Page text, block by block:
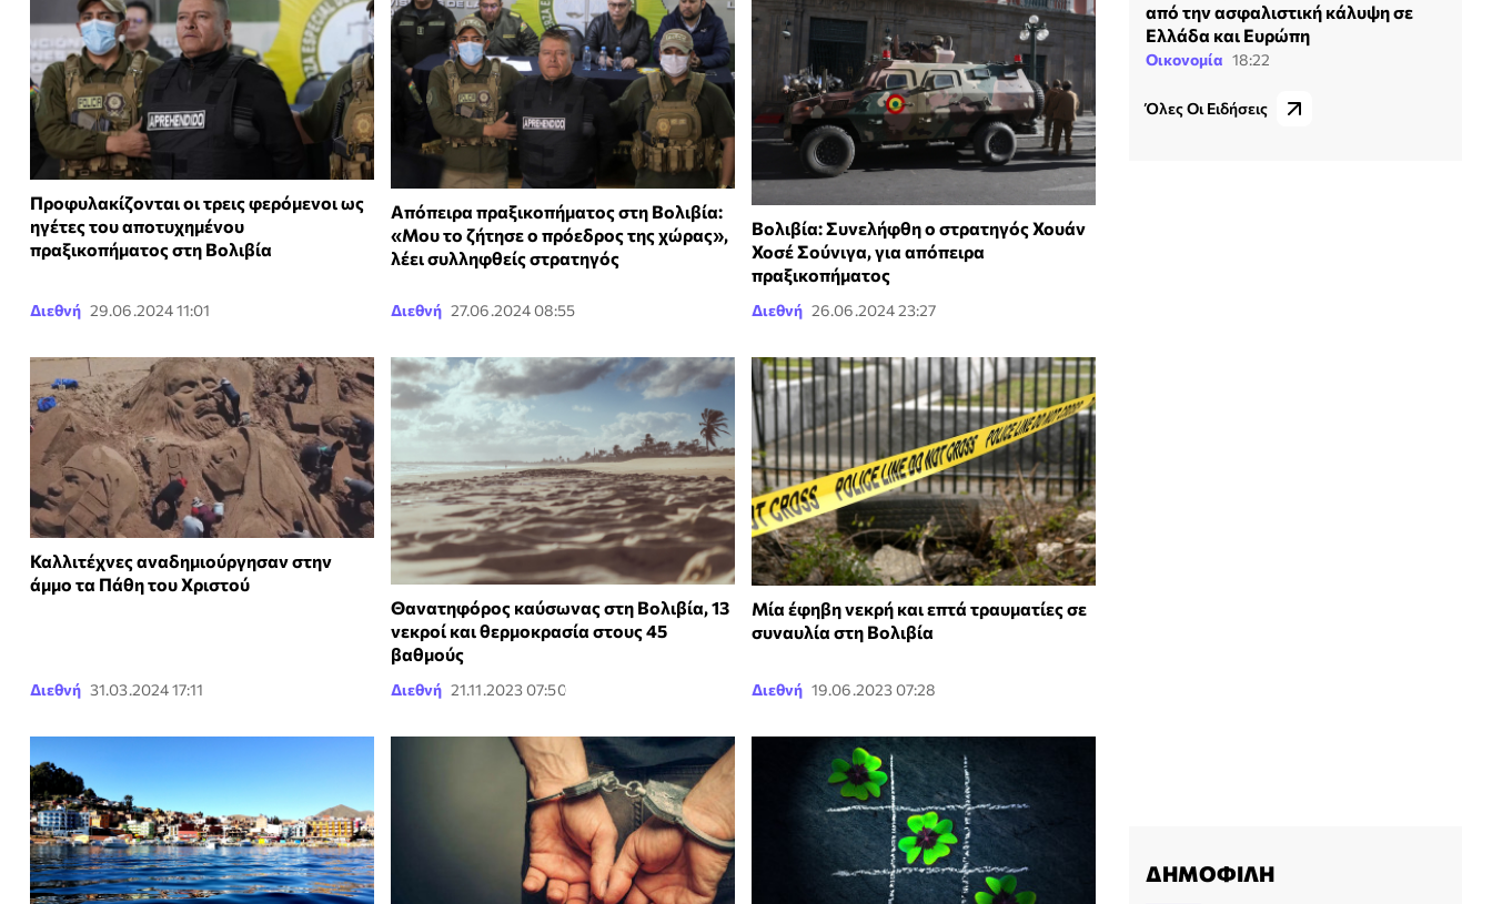
Προφυλακίζονται οι τρεις φερόμενοι ως
ηγέτες του αποτυχημένου
πραξικοπήματος στη Βολιβία
Διεθνή 29.06.2024 11:01
Aπόπειρα πραξικοπήματος στη Βολιβία:
«Μου το ζήτησε ο πρόεδρος της χώρας»,
λέει συλληφθείς στρατηγός
Διεθνή 27.06.2024 08:55
Βολιβία: Συνελήφθη ο στρατηγός Χουάν
Χοσέ Σούνιγα, για απόπειρα
πραξικοπήματος
Διεθνή 26.06.2024 23:27
Καλλιτέχνες αναδημιούργησαν στην
άμμο τα Πάθη του Χριστού
Διεθνή 31.03.2024 17:11
Θανατηφόρος καύσωνας στη Βολιβία, 13
νεκροί και θερμοκρασία στους 45
βαθμούς
Διεθνή 21.11.2023 07:50
Μία έφηβη νεκρή και επτά τραυματίες σε
συναυλία στη Βολιβία
Διεθνή 19.06.2023 07:28
από την ασφαλιστική κάλυψη σε
Ελλάδα και Ευρώπη
Οικονομία 18:22
Όλες Οι Ειδήσεις
ΔΗΜΟΦΙΛΗ